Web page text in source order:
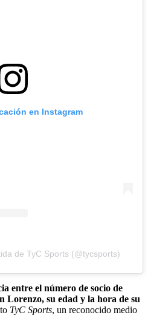
en Instagram
de TyC Sports (@tycsports)
entre el número de socio de
Lorenzo, su edad y la hora de su
TyC Sports, un reconocido medio